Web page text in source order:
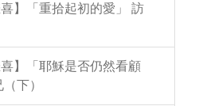
】「重拾起初的愛」 訪
】「耶穌是否仍然看顧
下）